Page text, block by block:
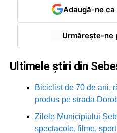
Adaugă-ne
Urmărește-ne
Ultimele știri din
Biciclist de 70 de ani,
produs pe strada
Zilele Municipiului
spectacole, filme,